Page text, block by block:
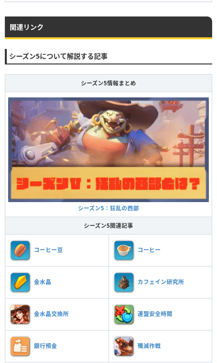
関連リンク
シーズン5について解説する記事
シーズン5情報まとめ
シーズン5：狂乱の西部
シーズン5関連記事
コーヒー豆 コーヒー
金水晶 カフェイン研究所
金水晶交換所 連盟安全時間
銀行預金 殲滅作戦